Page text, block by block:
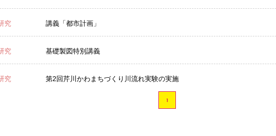
究 講義「都市計画」
究 基礎製図特別講義
究 第2回芹川かわまちづくり川流れ実験の実施
1